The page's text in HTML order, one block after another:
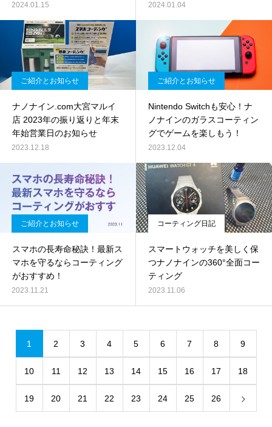
2024.01.15 2024.01.04
ご紹介とお知らせ
ナノナイン.com大宮マルイ
店 2023年の振り返りと年末
年始営業日のお知らせ
2023.12.18
ご紹介とお知らせ
Nintendo Switchも安心！ナ
ノナインのガラスコーティン
グでゲームを楽しもう！
2023.12.04
ご紹介とお知らせ
スマホの長寿命秘訣！最新ス
マホを守るならコーティング
がおすすめ！
2023.11.21
コーティング日記
スマートウォッチを美しく保
つナノナインの360°全面コー
ティング
2023.11.06
1 2 3 4 5 6 7 8 9
10 11 12 13 14 15 16 17 18
19 20 21 22 23 24 25 26